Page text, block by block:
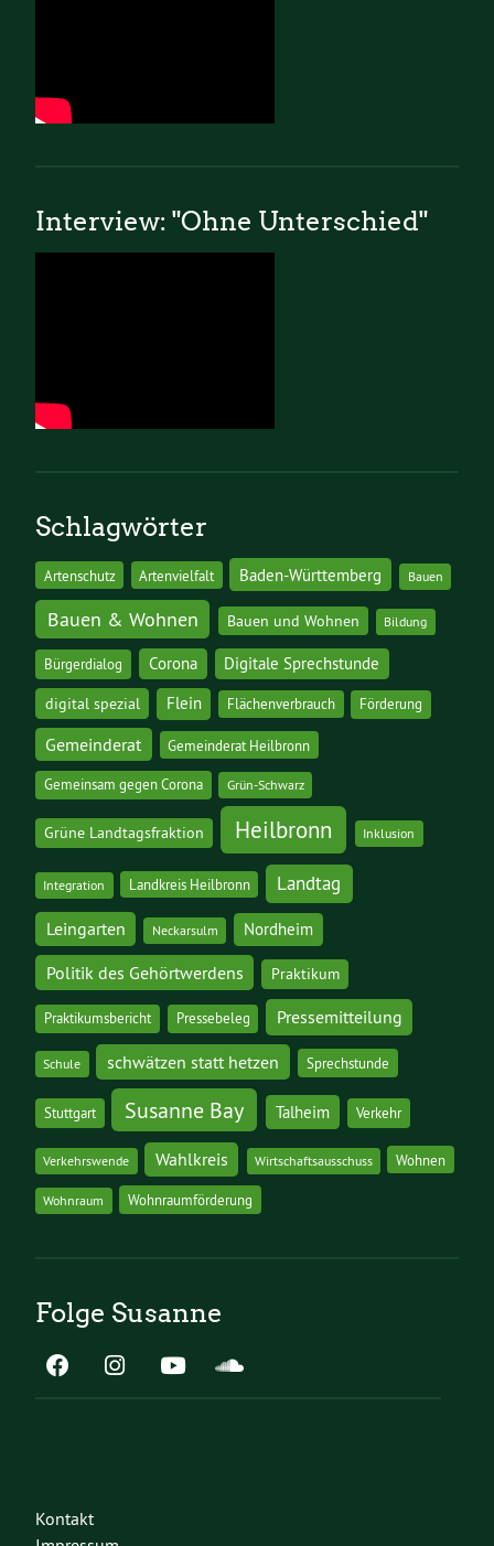
Interview: "Ohne Unterschied"
Schlagwörter
Artenschutz Artenvielfalt Baden-Württemberg Bauen
Bauen & Wohnen Bauen und Wohnen Bildung
Bürgerdialog Corona Digitale Sprechstunde
digital spezial Flein Flächenverbrauch Förderung
Gemeinderat Gemeinderat Heilbronn
Gemeinsam gegen Corona Grün-Schwarz
Grüne Landtagsfraktion Heilbronn Inklusion
Integration Landkreis Heilbronn Landtag
Leingarten Neckarsulm Nordheim
Politik des Gehörtwerdens Praktikum
Praktikumsbericht Pressebeleg Pressemitteilung
Schule schwätzen statt hetzen Sprechstunde
Stuttgart Susanne Bay Talheim Verkehr
Verkehrswende Wahlkreis Wirtschaftsausschuss Wohnen
Wohnraum Wohnraumförderung
Folge Susanne
Kontakt